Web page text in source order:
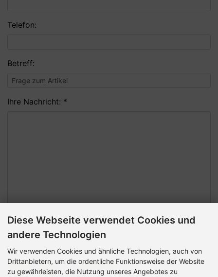
Telefon:
Betreff:
Ihre Nachricht: *
Sicherheitscode
Diese Webseite verwendet Cookies und
andere Technologien
Wir verwenden Cookies und ähnliche Technologien, auch von
Drittanbietern, um die ordentliche Funktionsweise der Website
zu gewährleisten, die Nutzung unseres Angebotes zu